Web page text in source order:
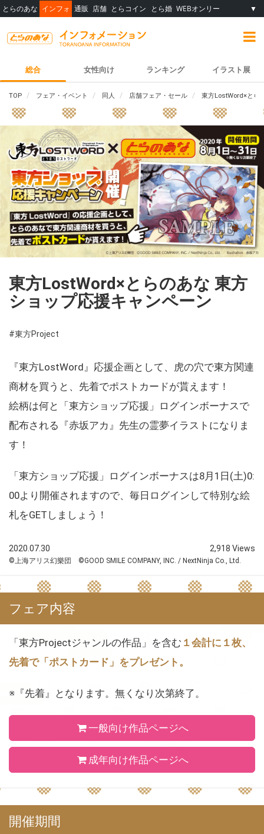
とらのあな インフォ 通販 店舗 とらコイン とら婚 WEBオンリー ▼
総合 女性向け ランキング イラスト展
TOP フェア・イベント 同人 店舗フェア・セール 東方LostWord×とら
東方LostWord×とらのあな 東方
ショップ応援キャンペーン
#東方Project
『東方LostWord』応援企画として、虎の穴で東方関連
商材を買うと、先着でポストカードが貰えます！
絵柄は何と「東方ショップ応援」ログインボーナスで
配布される『赤坂アカ』先生の霊夢イラストになりま
す！
「東方ショップ応援」ログインボーナスは8月1日(土)0:
00より開催されますので、毎日ログインして特別な絵
札をGETしましょう！
2020.07.30 2,918 Views
©上海アリス幻樂団 ©GOOD SMILE COMPANY, INC. / NextNinja Co., Ltd.
フェア内容
「東方Projectジャンルの作品」を含む １会計に１枚、
先着で「ポストカード」 をプレゼント。
※『先着』となります。無くなり次第終了。
一般向け作品ページへ
成年向け作品ページへ
開催期間